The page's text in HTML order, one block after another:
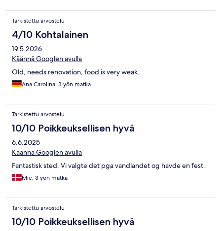
Tarkistettu arvostelu
4/10 Kohtalainen
19.5.2026
Käännä Googlen avulla
Old, needs renovation, food is very weak.
Ana Carolina, 3 yön matka
Tarkistettu arvostelu
10/10 Poikkeuksellisen hyvä
6.6.2025
Käännä Googlen avulla
Fantastisk sted. Vi valgte det pga vandlandet og havde en fest.
Mie, 3 yön matka
Tarkistettu arvostelu
10/10 Poikkeuksellisen hyvä